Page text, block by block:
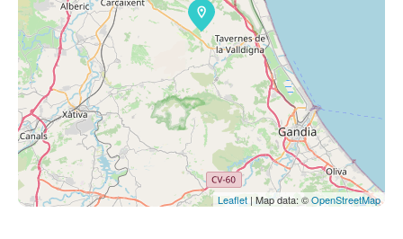
Leaflet | Map data: ©OpenStreetMap